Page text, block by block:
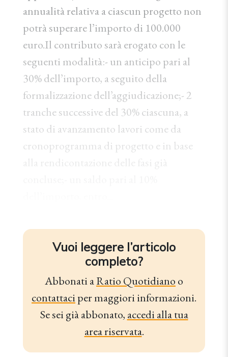
annualità relativa a ciascun progetto non
potrà superare l’importo di 100.000
euro.Il contributo sarà erogato con le
seguenti modalità:- un anticipo pari al
30% dell’importo, a seguito della
formalizzazione dell’aggiudicazione;- 2
tranche successive del 30% ciascuna, a
stato di avanzamento lavori come da
cronoprogramma di progetto e in base
Vuoi leggere l’articolo
completo?
Abbonati aRatio Quotidiano o
contattaciper maggiori informazioni.
Se sei già abbonato, accedi alla tua
area riservata.